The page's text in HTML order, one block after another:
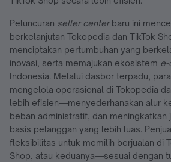
Peluncuran seller centerbaru ini
berkelanjutan Tokopedia dan TikTok
menciptakan pertumbuhan yang
inovasi, serta memajukan ekosistem e-
Indonesia. Melalui dasbor terpadu,
mengelola operasional di Tokopedia
lebih efisien—menyederhanakan alur
beban administratif, dan meningkatkan
basis pelanggan yang lebih luas.
fleksibilitas untuk memilih berjualan di
Shop, atau keduanya—sesuai dengan